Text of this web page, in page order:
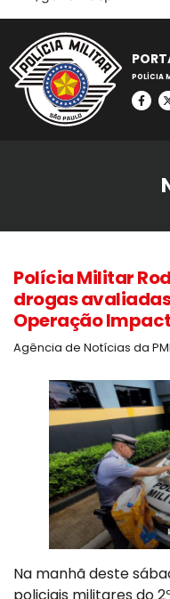
POLÍCIA
Polícia Militar
drogas
Operação
Agência de Notícias da
Na manhã deste